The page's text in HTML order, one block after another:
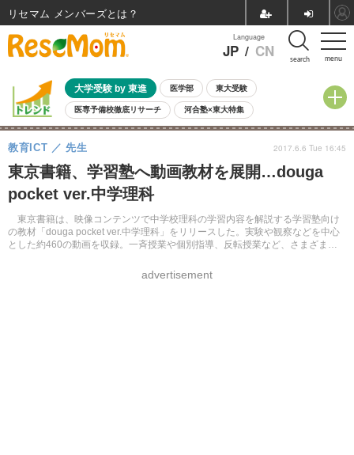
menu
Language
JP / CN search
大学受験 by 東進 医学部 東大受験
医専予備校徹底リサーチ 河合塾×東大特集
親子で考える大学選び 高校受験 中学受験 小学校受験
共通テスト 夏休み
8月開催イベント・WS 全国公立高校 過去問 人気記事
自由研究教材（小学生向け） 自由研究教材（中学生向け）
東京書籍、学習塾へ動画教材を展開…douga
pocket ver.中学理科
東京書籍は、映像コンテンツで中学校理科の学習内容を解説する学習塾向け
の教材「douga pocket ver.中学理科」をリリースした。実験や観察などを中心
とした約460の動画を収録。一斉授業や個別指導、反転授業など、さまざまな
教育ICT 先生
advertisement
2017.6.6 Tue 16:45
リセマム メンバーズ